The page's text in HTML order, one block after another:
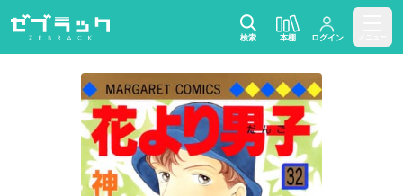
検索 本棚 ログイン